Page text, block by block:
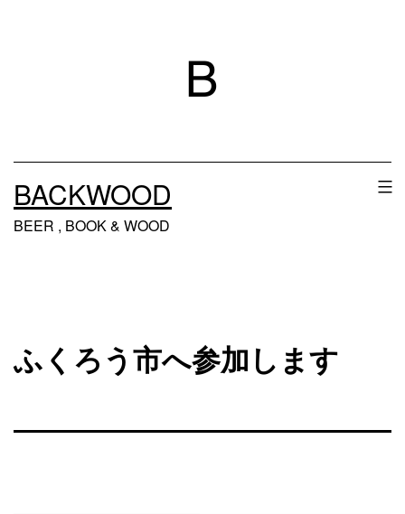
へ
キ
BACKWOOD
BEER , BOOK & WOOD
ふくろう市へ参加します